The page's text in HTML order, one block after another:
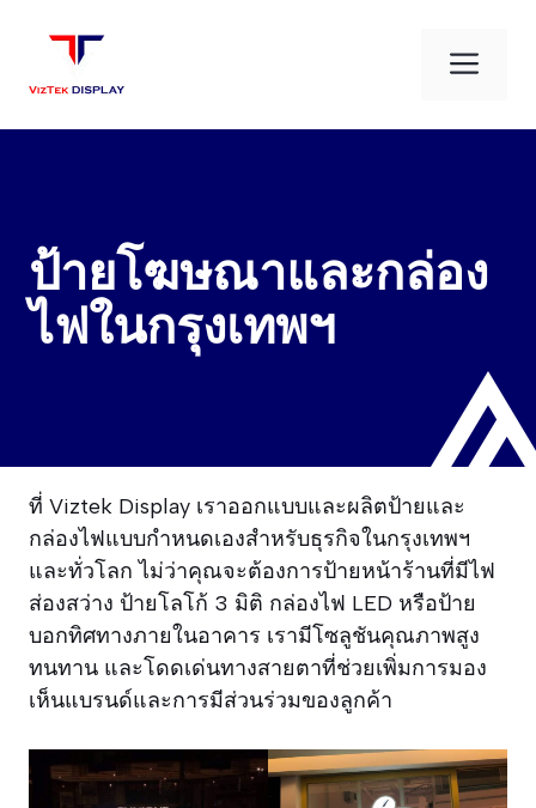
ป้ายโฆษณาและกล่อง
ไฟในกรุงเทพฯ
ที่ Viztek Display เราออกแบบและผลิตป้ายและ
กล่องไฟแบบกำหนดเองสำหรับธุรกิจในกรุงเทพฯ
และทั่วโลก ไม่ว่าคุณจะต้องการป้ายหน้าร้านที่มีไฟ
ส่องสว่าง ป้ายโลโก้ 3 มิติ กล่องไฟ LED หรือป้าย
บอกทิศทางภายในอาคาร เรามีโซลูชันคุณภาพสูง
ทนทาน และโดดเด่นทางสายตาที่ช่วยเพิ่มการมอง
เห็นแบรนด์และการมีส่วนร่วมของลูกค้า